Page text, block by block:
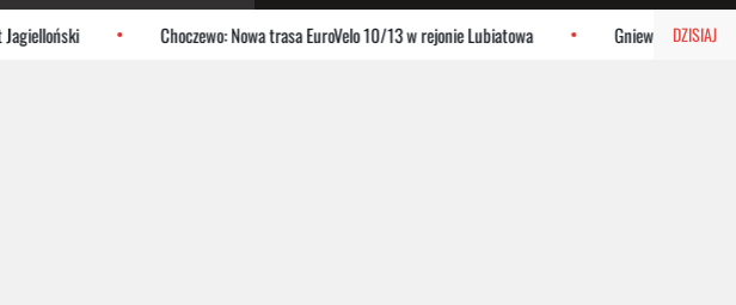
DZISIAJ
Choczewo: Nowa trasa EuroVelo 10/13 w rejonie Lubiatowa Gniewino: Stolem